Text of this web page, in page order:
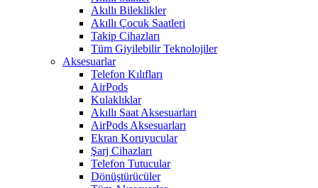
Akıllı Bileklikler
Akıllı Çocuk Saatleri
Takip Cihazları
Tüm Giyilebilir Teknolojiler
Aksesuarlar
Telefon Kılıfları
AirPods
Kulaklıklar
Akıllı Saat Aksesuarları
AirPods Aksesuarları
Ekran Koruyucular
Şarj Cihazları
Telefon Tutucular
Dönüştürücüler